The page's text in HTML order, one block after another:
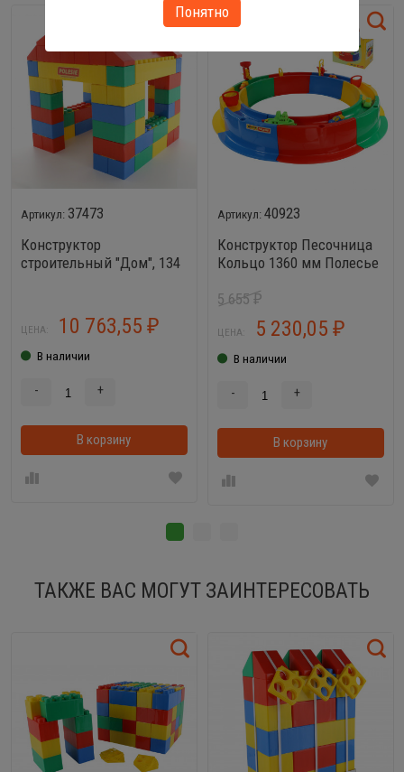
37473
Конструктор
строительный "Дом", 134
ЦЕНА: 10 763,55 ₽
В наличии
- +
В корзину В корзинке
40923
Конструктор Песочница
Кольцо 1360 мм Полесье
5 655₽
ЦЕНА: 5 230,05 ₽
В наличии
- +
В корзину
ТАКЖЕ ВАС МОГУТ ЗАИНТЕРЕСОВАТЬ
Понятно